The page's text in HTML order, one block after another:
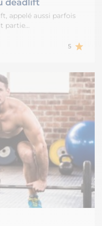
deadlift
appelé aussi parfois
partie…
5